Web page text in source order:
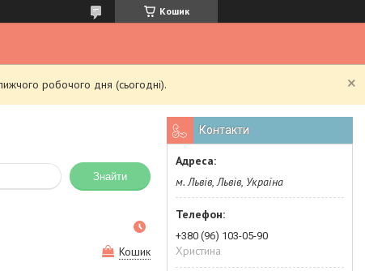
Кошик
робочого дня (сьогодні).
Знайти
Кошик
Контакти
м. Львів, Львів, Україна
+380 (96) 103-05-90
Христина